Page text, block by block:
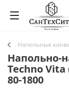
Напольные
Напольно-
Techno Vita
80-1800